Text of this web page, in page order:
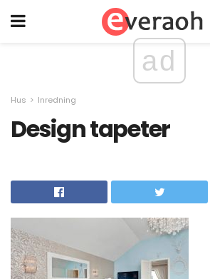
ad
Hus Inredning
Design tapeter